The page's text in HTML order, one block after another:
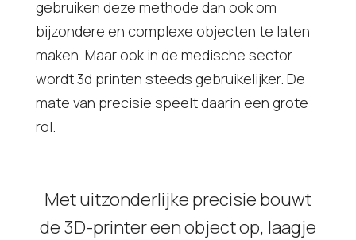
gebruiken deze methode dan ook om
bijzondere en complexe objecten te laten
maken. Maar ook in de medische sector
wordt 3d printen steeds gebruikelijker. De
mate van precisie speelt daarin een grote
rol.
Met uitzonderlijke precisie bouwt
de 3D-printer een object op, laagje